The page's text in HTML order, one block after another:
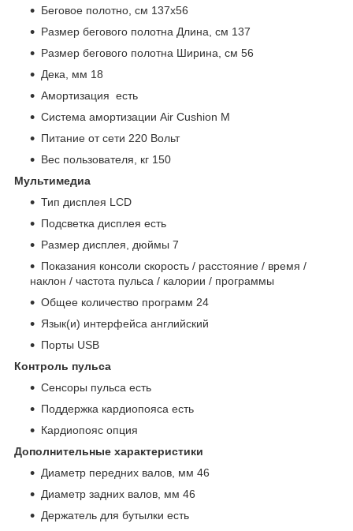
Беговое полотно, см 137х56
Размер бегового полотна Длина, см 137
Размер бегового полотна Ширина, см 56
Дека, мм 18
Амортизация есть
Система амортизации Air Cushion M
Питание от сети 220 Вольт
Вес пользователя, кг 150
Мультимедиа
Тип дисплея LCD
Подсветка дисплея есть
Размер дисплея, дюймы 7
Показания консоли скорость / расстояние / время /
наклон / частота пульса / калории / программы
Общее количество программ 24
Язык(и) интерфейса английский
Порты USB
Контроль пульса
Сенсоры пульса есть
Поддержка кардиопояса есть
Кардиопояс опция
Дополнительные xарактеристики
Диаметр передних валов, мм 46
Диаметр задних валов, мм 46
Держатель для бутылки есть